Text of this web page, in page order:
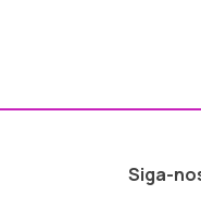
Siga-